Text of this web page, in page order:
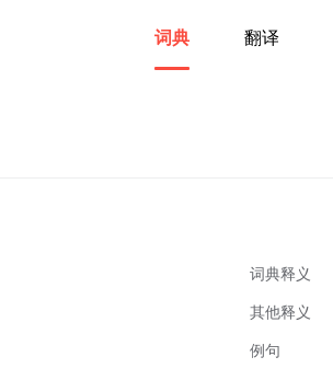
词典 翻译
词典释义
其他释义
例句